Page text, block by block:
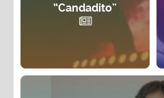
“Candadito”